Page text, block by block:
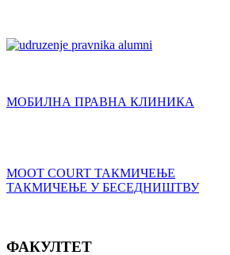
МОБИЛНА ПРАВНА КЛИНИКА
MOOT COURT ТАКМИЧЕЊЕ
ТАКМИЧЕЊЕ У БЕСЕДНИШТВУ
ФАКУЛТЕТ